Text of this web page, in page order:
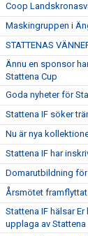
Coop
Maskingruppen i
STATTENAS
Ännu en sponsor
Stattena Cup
Goda nyheter för
Stattena IF söker
Nu är nya
Stattena IF har
Domarutbildning
Årsmötet
Stattena IF hälsar
upplaga av Stattena